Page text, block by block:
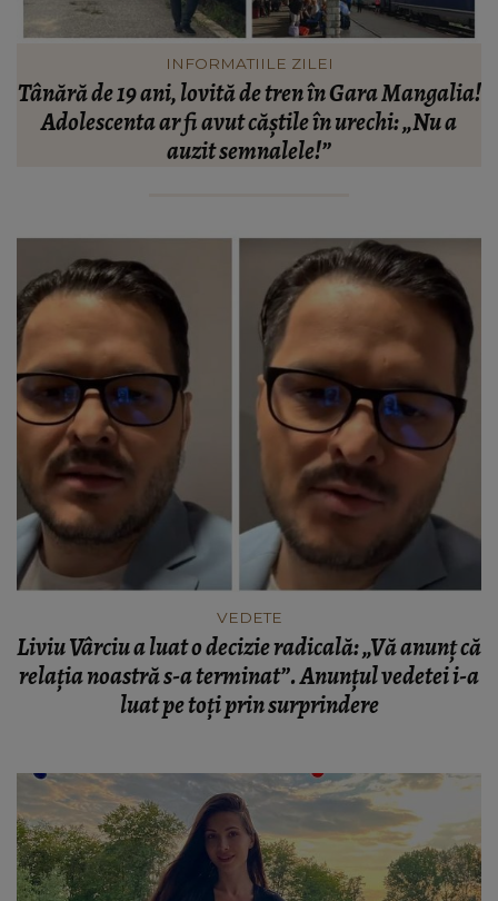
INFORMATIILE ZILEI
Un bărbat de 80 de ani, rătăcit pe traseul spre
Vârful Moldoveanu, a fost găsit după opt ore de
căutări. Salvatorii au intervenit toată noaptea:
VEDETE
Liviu Vârciu a luat o decizie radicală: „Vă anunț că
relația noastră s-a terminat”. Anunțul vedetei i-a
luat pe toți prin surprindere